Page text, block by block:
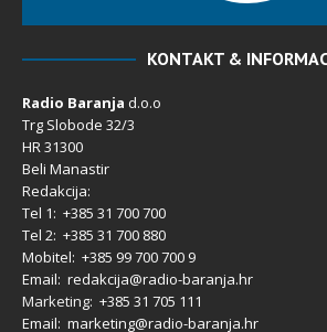
KONTAKT &
Radio Baranja d.o.o
Trg Slobode 32/3
HR 31300
Beli Manastir
Redakcija:
Tel 1: +385 31 700 700
Tel 2: +385 31 700 880
Mobitel: +385 99 700 700 9
Email: redakcija@radio-baranja.hr
Marketing: +385 31 705 111
Email: marketing@radio-baranja.hr